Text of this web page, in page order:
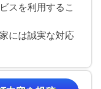
スを利用するこ
には誠実な対応